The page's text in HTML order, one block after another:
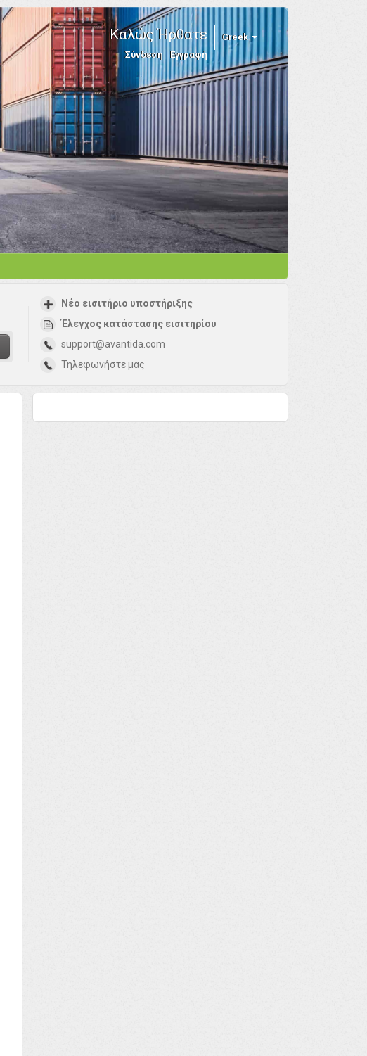
Greek
Καλώς Ήρθατε
Σύνδεση Εγγραφή
Νέο εισιτήριο υποστήριξης
Έλεγχος κατάστασης εισιτηρίου
support@avantida.com
Τηλεφωνήστε μας